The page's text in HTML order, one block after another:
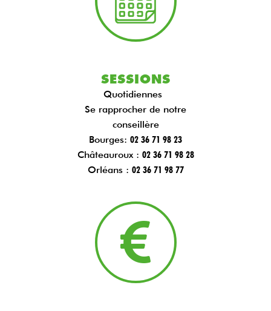
SESSIONS
Quotidiennes
Se rapprocher de notre
conseillère
Bourges: 02 36 71 98 23
Châteauroux : 02 36 71 98 28
Orléans : 02 36 71 98 77